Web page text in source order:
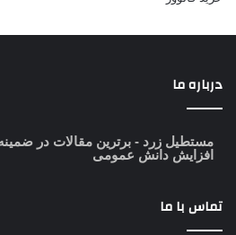
درباره ما
مستطیل زرد - برترین مقالات در
افزایش دانش عمومی
تماس با ما